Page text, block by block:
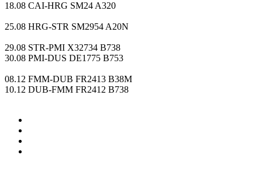
18.08 CAI-HRG SM24 A320
25.08 HRG-STR SM2954 A20N
29.08 STR-PMI X32734 B738
30.08 PMI-DUS DE1775 B753
08.12 FMM-DUB FR2413 B38M
10.12 DUB-FMM FR2412 B738